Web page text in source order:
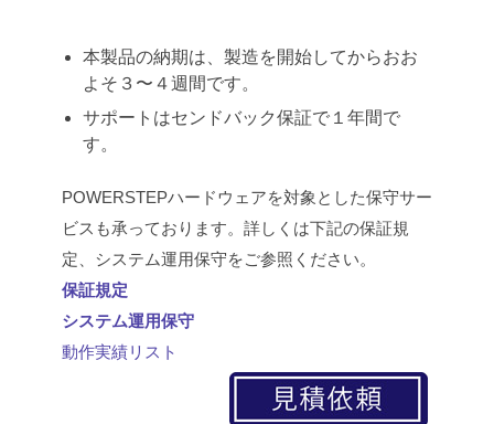
本製品の納期は、製造を開始してからおお
よそ３〜４週間です。
サポートはセンドバック保証で１年間で
す。
POWERSTEPハードウェアを対象とした保守サー
ビスも承っております。詳しくは下記の保証規
定、システム運用保守をご参照ください。
保証規定
システム運用保守
動作実績リスト